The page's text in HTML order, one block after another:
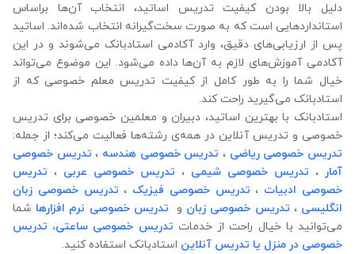
دلیل بالا بودن کیفیت تدریس اساتید، انتخاب آن‌ها براساس
استانداردهایی است که به صورت سخت‌گیرانه انتخاب شده‌اند. اساتید
پس از ارزیابی‌های دقیق، وارد آکادمی استادبانک می‌شوند و در این
آکادمی آموزش‌های لازم به آن‌ها داده می‌شود. این موضوع می‌تواند
خیال شما را به طور کامل از کیفیت تدریس معلم خصوصی که از
استادبانک می‌گیرید راحت کند.
استادبانک با بهترین اساتید، دبیران و معلمین خصوصی برای تدریس
خصوصی و تدریس آنلاین در همه‌ی رشته‌ها فعالیت می‌کند؛ از جمله:
تدریس خصوصی ریاضی ، تدریس خصوصی هندسه ، تدریس خصوصی
آمار ، تدریس خصوصی شیمی ، تدریس خصوصی عربی ، تدریس
خصوصی ادبیات ، تدریس خصوصی فیزیک ، تدریس خصوصی زبان
انگلیسی، تدریس خصوصی زبان و تدریس خصوصی نرم افزارها شما
می‌توانید با خیال راحت از خدمات تدریس خصوصی ساعتی، تدریس
خصوصی در منزل یا تدریس آنلاین استادبانک استفاده کنید.